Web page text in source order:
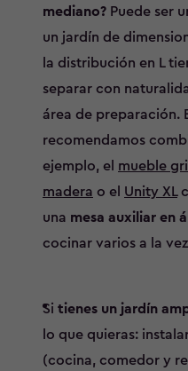
mediano? Puede ser
un jardín de
la distribución en L
separar con
área de preparación.
recomendamos
ejemplo, el mueble
madera o el Unity XL
una mesa auxiliar en
cocinar varios a la
Si tienes un jardín
lo que quieras:
(cocina, comedor y